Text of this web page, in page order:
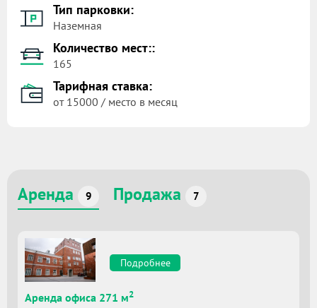
Тип парковки:
Наземная
Количество мест::
165
Тарифная ставка:
от 15000 / место в месяц
Аренда 9 Продажа 7
Подробнее
Аренда офиса 271 м2